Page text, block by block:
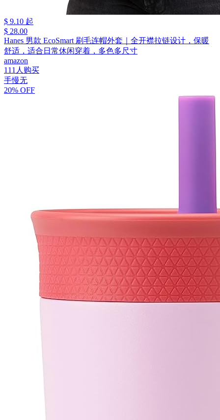
$ 9.10 起
$ 28.00
Hanes 男款 EcoSmart 刷毛连帽外套｜全开襟拉链设计，保暖
舒适，适合日常休闲穿着，多色多尺寸
amazon
111人购买
手慢无
20% OFF